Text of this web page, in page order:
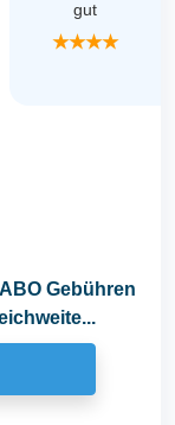
gut
★★★★
Gebühren